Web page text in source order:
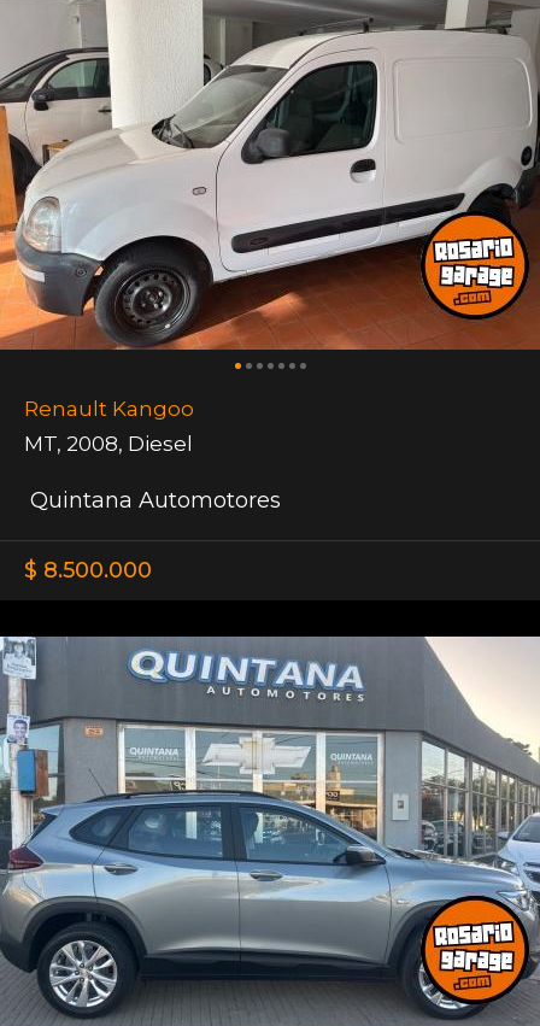
Renault Kangoo
MT, 2008, Diesel
Quintana Automotores
$ 8.500.000